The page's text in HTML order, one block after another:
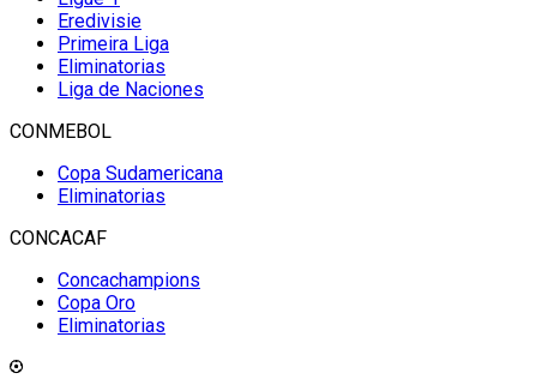
Eredivisie
Primeira Liga
Eliminatorias
Liga de Naciones
CONMEBOL
Copa Sudamericana
Eliminatorias
CONCACAF
Concachampions
Copa Oro
Eliminatorias